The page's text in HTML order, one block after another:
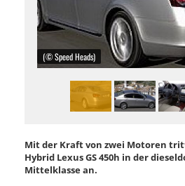
(© Speed Heads)
Mit der Kraft von zwei Motoren
Hybrid Lexus GS 450h in der
Mittelklasse an.